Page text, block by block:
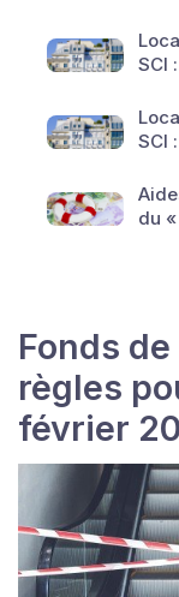
SCI
SCI
du
Fonds
règles
février